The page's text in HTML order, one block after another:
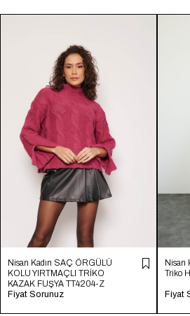
Nisan Kadın SAÇ ÖRGÜLÜ
KOLU YIRTMAÇLI TRİKO
KAZAK FUŞYA TT4204-Z
Fiyat Sorunuz
Nisan
Triko
Fiyat